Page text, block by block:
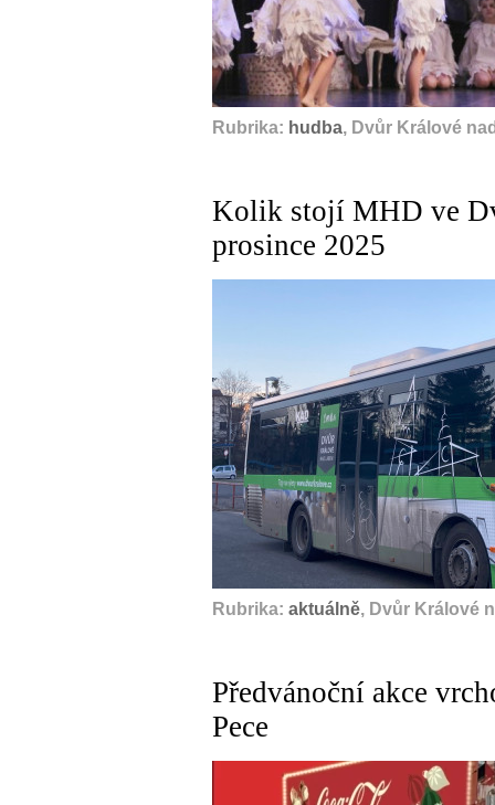
Rubrika: hudba, Dvůr Králové
Kolik stojí MHD ve
prosince 2025
Rubrika: aktuálně, Dvůr Králové
Předvánoční akce
Pece